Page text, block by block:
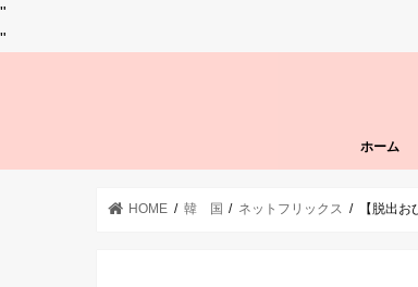
"
"
ホーム
HOME 韓 国 ネットフリックス 【脱出